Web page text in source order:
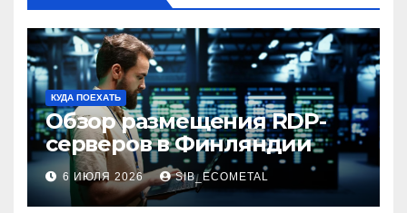
КУДА ПОЕХАТЬ
Обзор размещения RDP-
серверов в Финляндии
6 ИЮЛЯ 2026 SIB_ECOMETAL